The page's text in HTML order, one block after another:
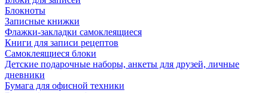
Блокноты
Записные книжки
Флажки-закладки самоклеящиеся
Книги для записи рецептов
Самоклеящиеся блоки
Детские подарочные наборы, анкеты для друзей, личные
дневники
Бумага для офисной техники